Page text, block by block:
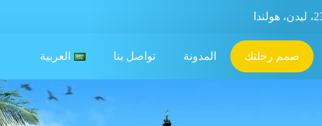
صمم رحلتك المدونة تواصل بنا العربية